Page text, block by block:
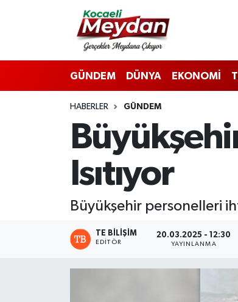
GÜNDEM DÜNYA EKONOMİ
HABERLER GÜNDEM
Isıtıyor
Büyükşehir personelleri
TE BILIŞIM
EDITÖR
20.03.2025 - 12:30
YAYINLANMA
Nöbetçi Eczaneler
Hava Durumu
Trafik Durumu
Süper Lig Puan Durumu ve Fikstür
Tüm Manşetler
Son Dakika Haberleri
Haber Arşivi